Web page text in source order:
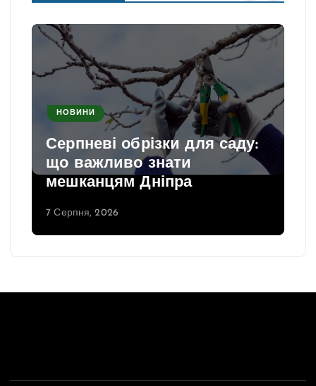
НОВИНИ
Серпневі обрізки для саду:
що важливо знати
мешканцям Дніпра
7 Серпня, 2026